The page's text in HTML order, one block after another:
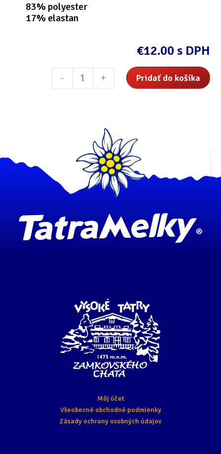
83% polyester
17% elastan
€12.00 s DPH
množstvo
ČELENKA
Pridať do košíka
Môj účet
Všeobecné obchodné podmienky
Zásady ochrany osobných údajov